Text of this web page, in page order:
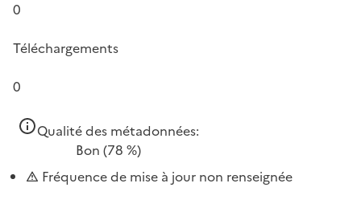
0
Téléchargements
0
Qualité des métadonnées:
Bon (78 %)
Fréquence de mise à jour non renseignée